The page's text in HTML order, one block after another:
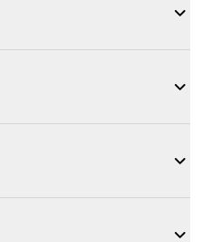



